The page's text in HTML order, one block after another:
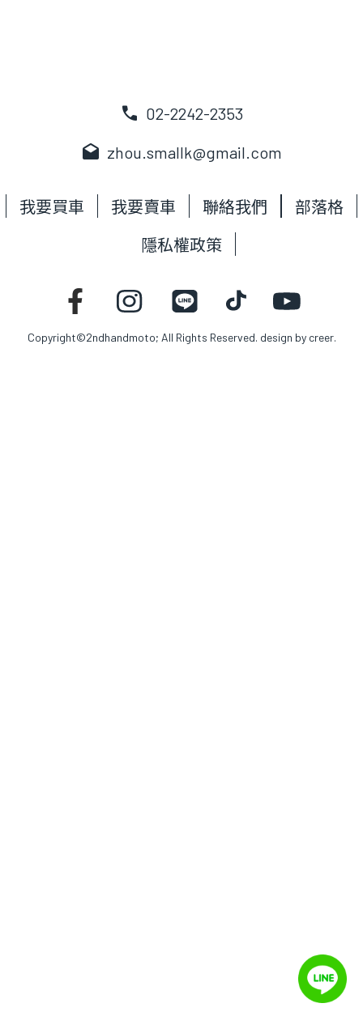
call 02-2242-2353
drafts zhou.smallk@gmail.com
我要買車 我要賣車 聯絡我們
部落格
隱私權政策
Copyright©2ndhandmoto; All Rights Reserved. design by creer.